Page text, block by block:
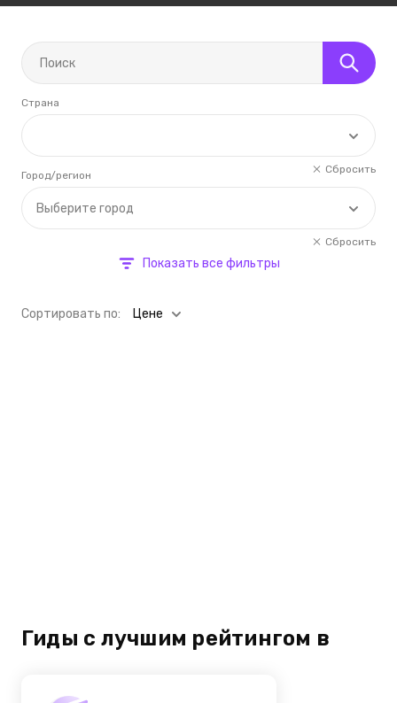
Страна
Сбросить
Выберите город
Город/регион
Сбросить
Показать все фильтры
Cортировать по: Цене
Гиды с лучшим рейтингом в